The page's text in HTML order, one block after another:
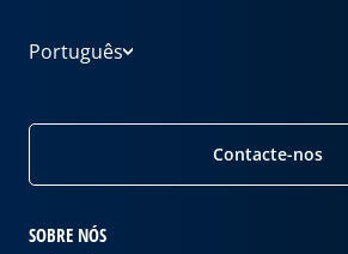
Português
Contacte-nos
SOBRE NÓS